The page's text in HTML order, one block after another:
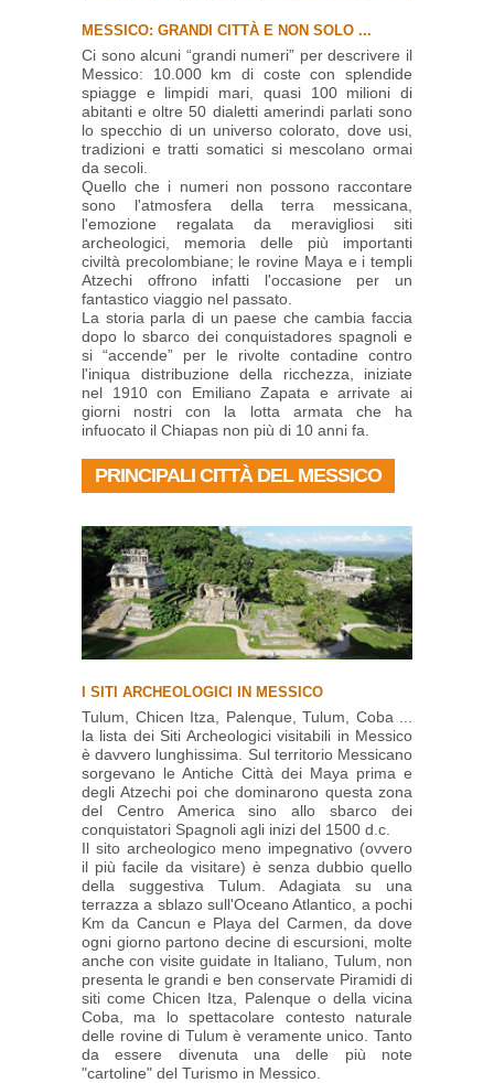
MESSICO: GRANDI CITTÀ E NON SOLO ...
Ci sono alcuni “grandi numeri” per descrivere il
Messico: 10.000 km di coste con splendide
spiagge e limpidi mari, quasi 100 milioni di
abitanti e oltre 50 dialetti amerindi parlati sono
lo specchio di un universo colorato, dove usi,
tradizioni e tratti somatici si mescolano ormai
da secoli.
Quello che i numeri non possono raccontare
sono l'atmosfera della terra messicana,
l'emozione regalata da meravigliosi siti
archeologici, memoria delle più importanti
civiltà precolombiane; le rovine Maya e i templi
Atzechi offrono infatti l'occasione per un
fantastico viaggio nel passato.
La storia parla di un paese che cambia faccia
dopo lo sbarco dei conquistadores spagnoli e
si “accende” per le rivolte contadine contro
l'iniqua distribuzione della ricchezza, iniziate
nel 1910 con Emiliano Zapata e arrivate ai
giorni nostri con la lotta armata che ha
infuocato il Chiapas non più di 10 anni fa.
PRINCIPALI CITTÀ DEL MESSICO
I SITI ARCHEOLOGICI IN MESSICO
Tulum, Chicen Itza, Palenque, Tulum, Coba ...
la lista dei Siti Archeologici visitabili in Messico
è davvero lunghissima. Sul territorio Messicano
sorgevano le Antiche Città dei Maya prima e
degli Atzechi poi che dominarono questa zona
del Centro America sino allo sbarco dei
conquistatori Spagnoli agli inizi del 1500 d.c.
Il sito archeologico meno impegnativo (ovvero
il più facile da visitare) è senza dubbio quello
della suggestiva Tulum. Adagiata su una
terrazza a sblazo sull'Oceano Atlantico, a pochi
Km da Cancun e Playa del Carmen, da dove
ogni giorno partono decine di escursioni, molte
anche con visite guidate in Italiano, Tulum, non
presenta le grandi e ben conservate Piramidi di
siti come Chicen Itza, Palenque o della vicina
Coba, ma lo spettacolare contesto naturale
delle rovine di Tulum è veramente unico. Tanto
da essere divenuta una delle più note
"cartoline" del Turismo in Messico.